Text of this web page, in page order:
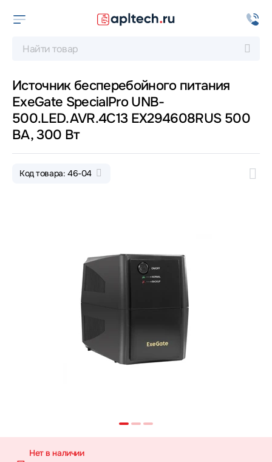
Источник бесперебойного питания
ExeGate SpecialPro UNB-
500.LED.AVR.4C13 EX294608RUS 500
ВА, 300 Вт
Код товара: 46-04
Нет в наличии